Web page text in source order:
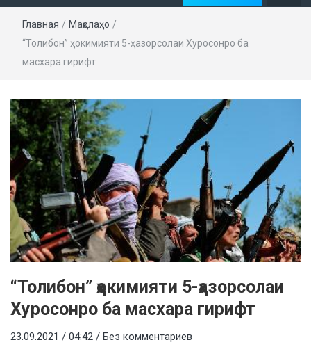
Главная / Мақолаҳо /
“Толибон” ҳокимияти 5-ҳазорсолаи Хуросонро ба
масхара гирифт
“Толибон” ҳокимияти 5-ҳазорсолаи
Хуросонро ба масхара гирифт
23.09.2021 / 04:42 / Без комментариев